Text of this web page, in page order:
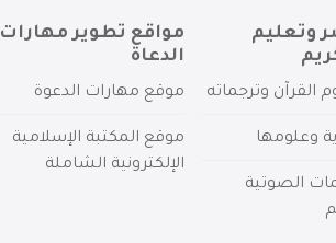
وتعليم
القرآن وترجماته
وعلومها
الصوتية
مواقع تطوير مهارات
الدعاة
موقع مهارات الدعوة
موقع المكتبة الإسلامية
الإلكترونية الشاملة